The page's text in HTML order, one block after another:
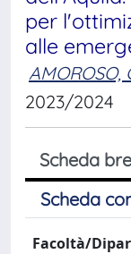
per
alle
AMOROSO,
2023/2024
Scheda
Scheda
Facoltà/